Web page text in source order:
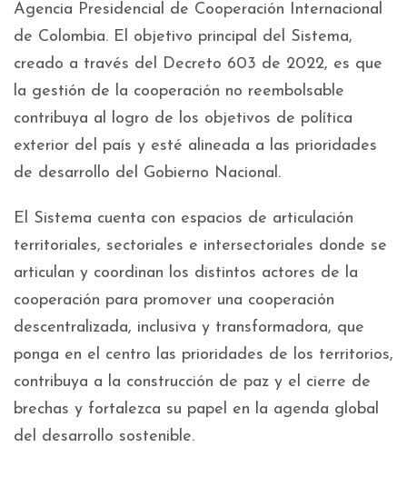
Agencia Presidencial de Cooperación Internacional
de Colombia. El objetivo principal del Sistema,
creado a través del Decreto 603 de 2022, es que
la gestión de la cooperación no reembolsable
contribuya al logro de los objetivos de política
exterior del país y esté alineada a las prioridades
de desarrollo del Gobierno Nacional.
El Sistema cuenta con espacios de articulación
territoriales, sectoriales e intersectoriales donde se
articulan y coordinan los distintos actores de la
cooperación para promover una cooperación
descentralizada, inclusiva y transformadora, que
ponga en el centro las prioridades de los territorios,
contribuya a la construcción de paz y el cierre de
brechas y fortalezca su papel en la agenda global
del desarrollo sostenible.